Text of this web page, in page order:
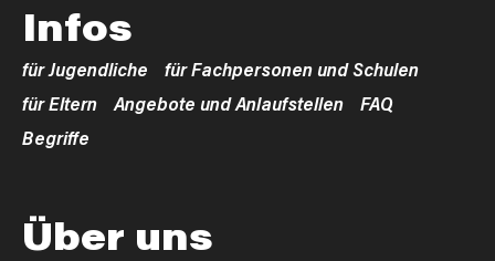
Infos
für Jugendliche
für Fachpersonen und Schulen
für Eltern
Angebote und Anlaufstellen
FAQ
Begriffe
Über uns